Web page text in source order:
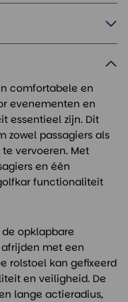
comfortabele en
evenementen en
essentieel zijn. Dit
zowel passagiers als
vervoeren. Met
en één
functionaliteit
opklapbare
met een
rolstoel kan gefixeerd
en veiligheid. De
lange actieradius,